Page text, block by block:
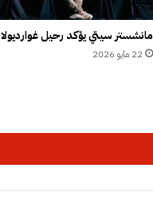
مانشستر سيتي يؤكد رحيل غوارديولا
22 مايو 2026